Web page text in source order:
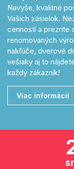
Navyše, kvalitné
Vašich zásielok.
cenností a prezrite
renomovaných
nakľúče, dverové
vešiaky aj to
každý zákazník!
Viac informácií